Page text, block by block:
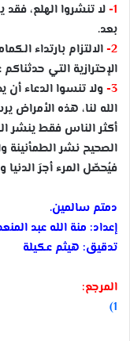
1- لا تنشروا الهلع،
بعد.
2- الالتزام بارتداء
الإحترازية التي حدثناكم
3- ولا تنسوا الدعاء أن
الله لنا، هذه الأمراض
أكثر الناس فقط ينشر
الصحيح نشر الطمأنينة
فيُحصّل المرء أجرَ الدنيا
دمتم سالمين.
إعداد: منة الله عبد
تدقيق: هيثم عكيلة
المرجع:
1)